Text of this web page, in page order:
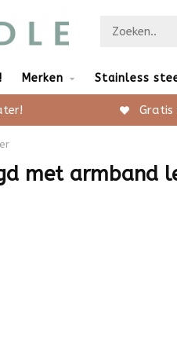
Merken Stainless
Gratis
met armband